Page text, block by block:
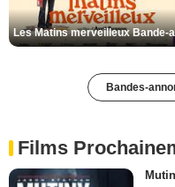
Bandes-
Films